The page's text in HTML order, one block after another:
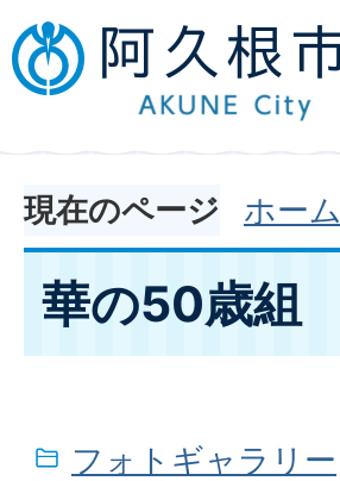
現在のページ ホーム
華の50歳組
フォトギャラリー